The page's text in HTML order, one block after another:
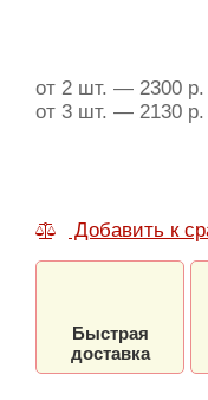
от 2 шт. — 2300 р.
от 3 шт. — 2130 р.
Добавить к
Быстрая
доставка